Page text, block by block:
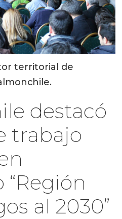
territorial de
destacó
trabajo
al 2030”